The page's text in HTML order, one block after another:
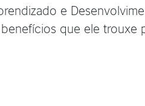
e
que ele